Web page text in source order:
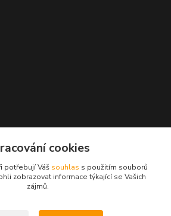
cookies
potřebují Váš souhlas s použitím souborů
zobrazovat informace týkající se Vašich
zájmů.